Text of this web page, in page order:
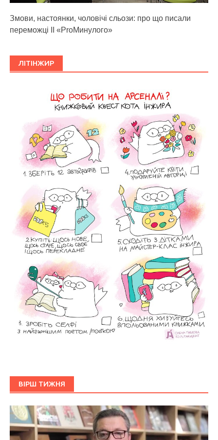
Змови, настоянки, чоловічі сльози: про що писали
переможці ІІ «ProМинулого»
ЛІТІНЖИР
ВІРШ ТИЖНЯ